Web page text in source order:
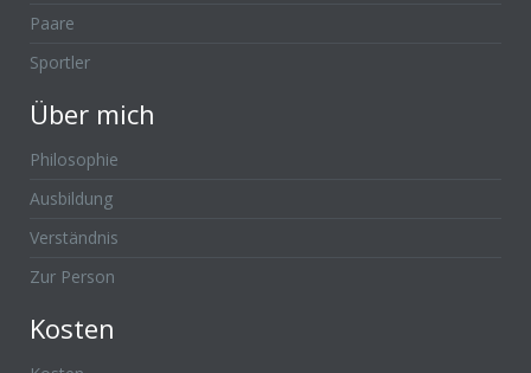
Paare
Sportler
Über mich
Philosophie
Ausbildung
Verständnis
Zur Person
Kosten